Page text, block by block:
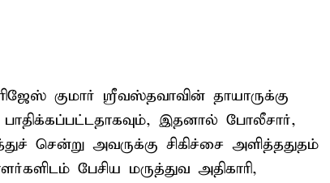
குமார் ஸ்ரீவஸ்தவாவின் தாயாருக்கு
இதனால் போலீசார்,
சென்று அவருக்கு சிகிச்சை அளித்ததுதம்
பேசிய மருத்துவ அதிகாரி,